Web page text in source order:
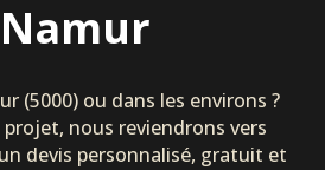
(5000) ou dans les environs ?
nous reviendrons vers
devis personnalisé, gratuit et